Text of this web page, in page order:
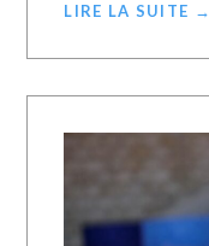
LIRE LA SUITE →